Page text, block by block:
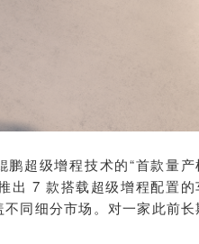
超级增程技术的“首款量产
出 7 款搭载超级增程配置的
同细分市场。对一家此前长